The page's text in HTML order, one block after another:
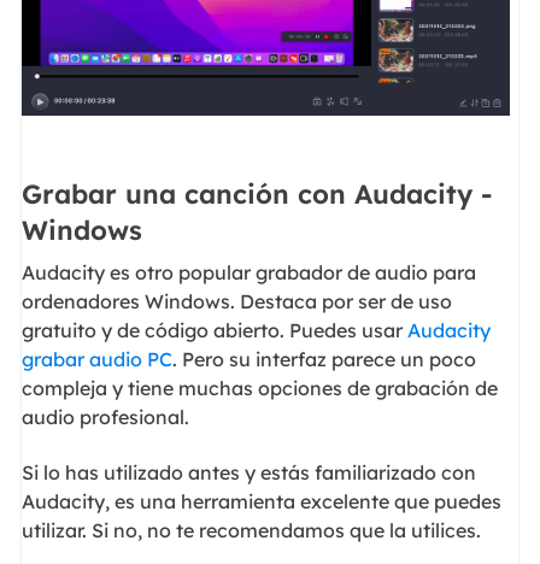
Grabar una canción con Audacity -
Windows
Audacity es otro popular grabador de audio para
ordenadores Windows. Destaca por ser de uso
gratuito y de código abierto. Puedes usar Audacity
grabar audio PC. Pero su interfaz parece un poco
compleja y tiene muchas opciones de grabación de
audio profesional.
Si lo has utilizado antes y estás familiarizado con
Audacity, es una herramienta excelente que puedes
utilizar. Si no, no te recomendamos que la utilices.